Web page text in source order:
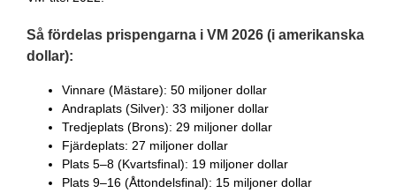
Så fördelas prispengarna i VM 2026 (i amerikanska
dollar):
Vinnare (Mästare): 50 miljoner dollar
Andraplats (Silver): 33 miljoner dollar
Tredjeplats (Brons): 29 miljoner dollar
Fjärdeplats: 27 miljoner dollar
Plats 5–8 (Kvartsfinal): 19 miljoner dollar
Plats 9–16 (Åttondelsfinal): 15 miljoner dollar